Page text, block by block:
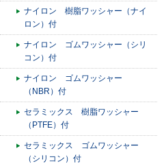
ナイロン 樹脂ワッシャー（ナイ
ロン）付
ナイロン ゴムワッシャー（シリ
コン）付
ナイロン ゴムワッシャー
（NBR）付
セラミックス 樹脂ワッシャー
（PTFE）付
セラミックス ゴムワッシャー
（シリコン）付